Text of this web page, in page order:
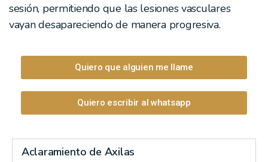
Aclaramiento de Axilas
sesión, permitiendo que las lesiones vasculares
vayan desapareciendo de manera progresiva.
Quiero que alguien me llame
Quiero escribir al whatsapp